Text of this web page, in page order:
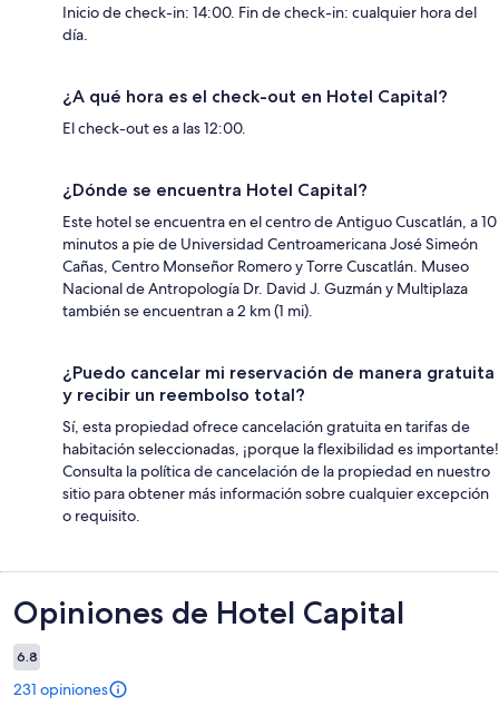
Inicio de check-in: 14:00. Fin de check-in: cualquier hora del
día.
¿A qué hora es el check-out en Hotel Capital?
El check-out es a las 12:00.
¿Dónde se encuentra Hotel Capital?
Este hotel se encuentra en el centro de Antiguo Cuscatlán, a 10
minutos a pie de Universidad Centroamericana José Simeón
Cañas, Centro Monseñor Romero y Torre Cuscatlán. Museo
Nacional de Antropología Dr. David J. Guzmán y Multiplaza
también se encuentran a 2 km (1 mi).
¿Puedo cancelar mi reservación de manera gratuita
y recibir un reembolso total?
Sí, esta propiedad ofrece cancelación gratuita en tarifas de
habitación seleccionadas, ¡porque la flexibilidad es importante!
Consulta la política de cancelación de la propiedad en nuestro
sitio para obtener más información sobre cualquier excepción
o requisito.
Opiniones
Opiniones de Hotel Capital
6.8
231 opiniones